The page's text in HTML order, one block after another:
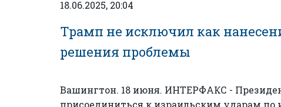
18.06.2025, 20:04
Трамп не исключил как
решения проблемы
Вашингтон. 18 июня. ИНТЕРФАКС -
присоединиться к израильским ударам